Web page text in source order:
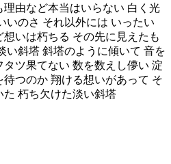
由など本当はいらない 白く光
いのさ それ以外には いったい
いは朽ちる その先に見えたも
い斜塔 斜塔のように傾いて 音を
ツ果てない 数を数えし儚い 淀
つのか 翔ける想いがあって そ
朽ち欠けた淡い斜塔